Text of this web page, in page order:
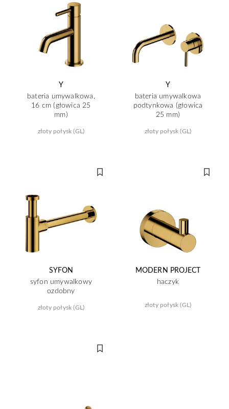
Y
bateria umywalkowa,
16 cm (głowica 25
mm)
złoty połysk (GL)
Y
bateria umywalkowa
podtynkowa (głowica
25 mm)
złoty połysk (GL)
SYFON
syfon umywalkowy
ozdobny
złoty połysk (GL)
MODERN PROJECT
haczyk
złoty połysk (GL)